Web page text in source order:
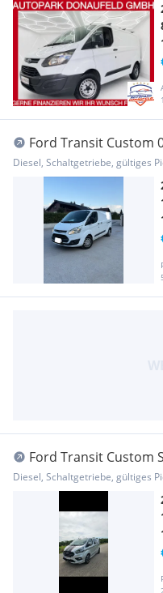
Ford Transit Custom
Transporter /
Diesel, Schaltgetriebe, gültiges
Ford Transit Custom
Diesel, Schaltgetriebe, gültiges